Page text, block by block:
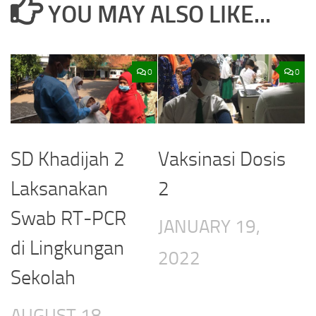
YOU MAY ALSO LIKE...
0
SD Khadijah 2
Laksanakan
Swab RT-PCR
di Lingkungan
Sekolah
0
Vaksinasi Dosis
2
JANUARY 19,
2022